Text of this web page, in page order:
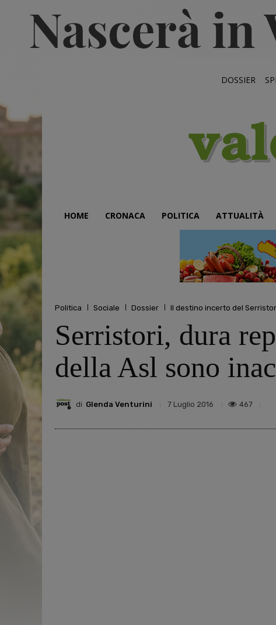
DOSSIER
HOME CRONACA POLITICA ATTUALITÀ
Politica Sociale Dossier Il destino incerto del
Serristori, dura
della Asl sono
di Glenda Venturini 7 Luglio 2016 467